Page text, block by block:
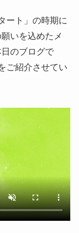
ート」の時期に
いを込めたメ
のブログで
ご紹介させてい